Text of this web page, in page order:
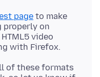
page to make
properly on
video
of these formats